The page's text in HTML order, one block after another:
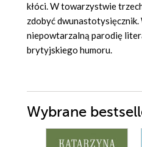
kłóci. W towarzystwie
zdobyć dwunastotysięcznik.
niepowtarzalną parodię
brytyjskiego humoru.
Wybrane